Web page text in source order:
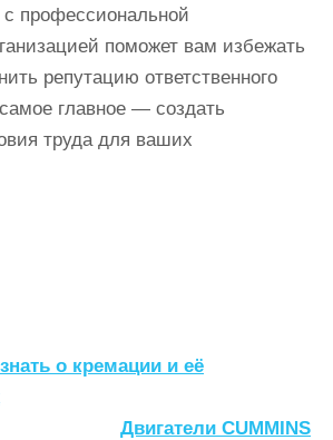
с профессиональной
поможет вам избежать
репутацию ответственного
главное — создать
труда для ваших
о кремации и её
Двигатели CUMMINS